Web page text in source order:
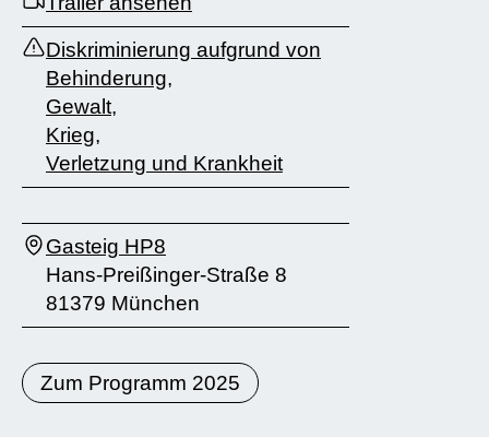
Diskriminierung aufgrund von
Behinderung,
Gewalt,
Krieg,
Verletzung und Krankheit
Gasteig HP8
Hans-Preißinger-Straße 8
81379 München
Zum Programm 2025